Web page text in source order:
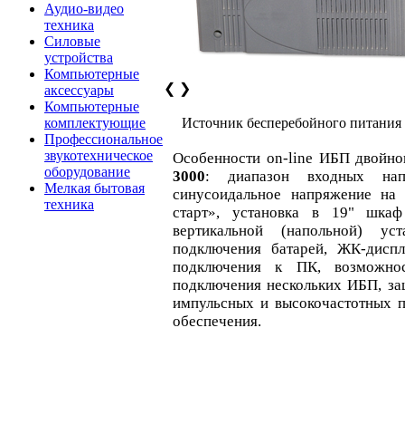
Аудио-видео
техника
Силовые
устройства
Компьютерные
аксессуары
Компьютерные
комплектующие
Профессиональное
звукотехническое
оборудование
Мелкая бытовая
техника
❮ ❯
Источник бесперебойного
Особенности on-line ИБП
3000: диапазон входных
синусоидальное напряжение
старт», установка в 19"
вертикальной (напольной)
подключения батарей, ЖК-
подключения к ПК,
подключения нескольких ИБП,
импульсных и высокочастотных
обеспечения.